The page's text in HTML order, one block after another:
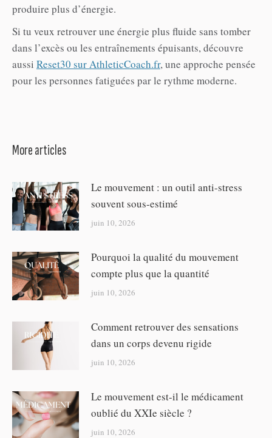
produire plus d’énergie.
Si tu veux retrouver une énergie plus fluide sans tomber
dans l’excès ou les entraînements épuisants, découvre
aussi Reset30 sur AthleticCoach.fr, une approche pensée
pour les personnes fatiguées par le rythme moderne.
More articles
Le mouvement : un outil anti-stress
souvent sous-estimé
juin 10, 2026
Pourquoi la qualité du mouvement
compte plus que la quantité
juin 10, 2026
Comment retrouver des sensations
dans un corps devenu rigide
juin 10, 2026
Le mouvement est-il le médicament
oublié du XXIe siècle ?
juin 10, 2026